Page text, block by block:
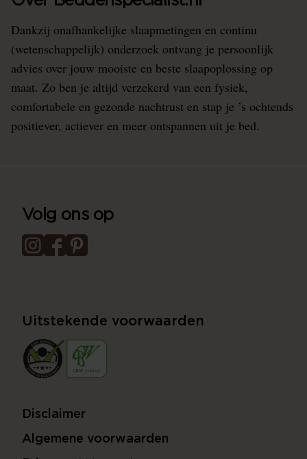
Dankzij onafhankelijke slaapmetingen en continu
(wetenschappelijk) onderzoek ontvang je persoonlijk
advies over jouw mooiste en beste slaapoplossing op
maat. Zo ben je altijd verzekerd van een fysiek,
comfortabele en gezonde nachtrust en stap je ’s ochtends
positiever, actiever en meer ontspannen uit je bed.
Volg ons op
Uitstekende voorwaarden
Disclaimer
Algemene voorwaarden